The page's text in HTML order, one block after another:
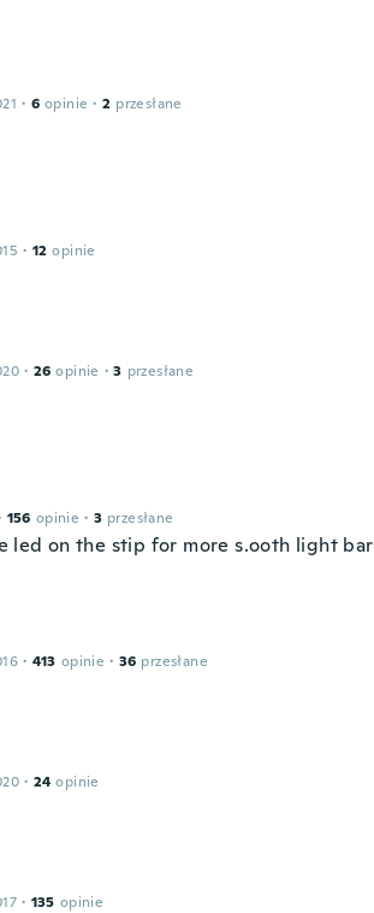
· 6 opinie · 2 przesłane
· 12 opinie
· 26 opinie · 3 przesłane
156 opinie · 3 przesłane
led on the stip for more s.ooth light bar
· 413 opinie · 36 przesłane
· 24 opinie
· 135 opinie